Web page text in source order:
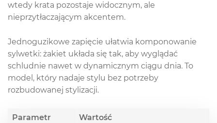
wtedy krata pozostaje widocznym, ale
nieprzytłaczającym akcentem.
Jednoguzikowe zapięcie ułatwia komponowanie
sylwetki: żakiet układa się tak, aby wyglądać
schludnie nawet w dynamicznym ciągu dnia. To
model, który nadaje stylu bez potrzeby
rozbudowanej stylizacji.
Parametr Wartość